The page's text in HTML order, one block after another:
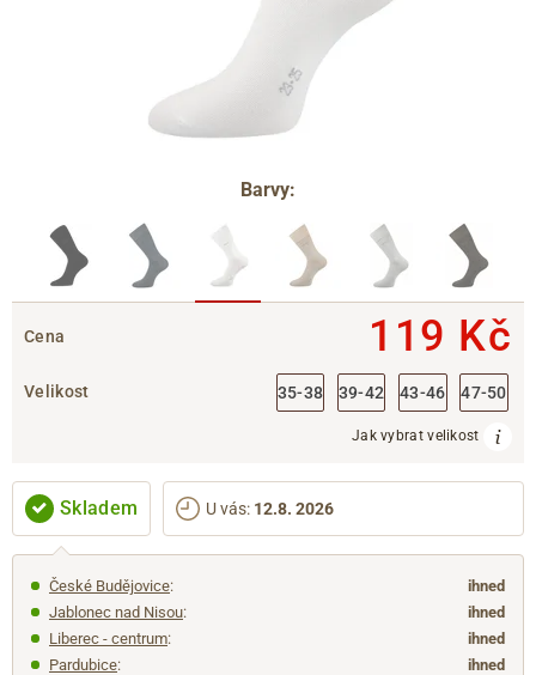
Barvy:
Cena 119 Kč
Velikost 35-38 39-42 43-46 47-50
Jak vybrat velikost
Skladem U vás: 12.8. 2026
České Budějovice:
ihned
Jablonec nad Nisou:
ihned
Liberec - centrum:
ihned
Pardubice:
ihned